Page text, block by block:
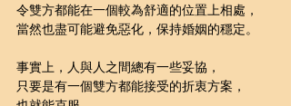
令雙方都能在一個較為舒適的位置上相處，
當然也盡可能避免惡化，保持婚姻的穩定。
事實上，人與人之間總有一些妥協，
只要是有一個雙方都能接受的折衷方案，